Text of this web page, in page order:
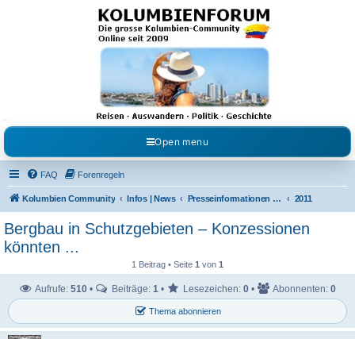
Kolumbienforum - Das
grosse Forum der
Freunde Kolumbiens
Reisen, Auswandern, Kultur, Politik, Geschichte und Visum in Kolumbien und Venezuela.
Austausch, Erfahrungen und Gemeinschaft im Kolumbienforum
Open menu
FAQ Forenregeln
Kolumbien Community Infos | News Presseinformationen & Neuigkeiten 2011
Bergbau in Schutzgebieten – Konzessionen
könnten ...
1 Beitrag • Seite 1 von 1
Thema abonnieren
Aufrufe: 510 • Beiträge: 1 • Lesezeichen: 0 • Abonnenten: 0